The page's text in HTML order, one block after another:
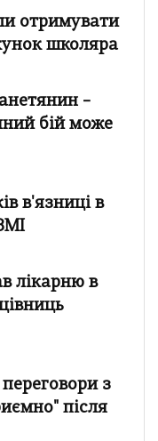
отримувати
школяра
–
бій може
в'язниці в
лікарню в
з
після